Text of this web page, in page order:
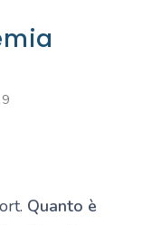
Quanto è